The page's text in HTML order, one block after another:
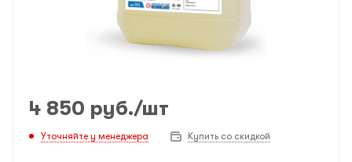
4 850 руб./шт
Уточняйте у менеджера Купить со скидкой